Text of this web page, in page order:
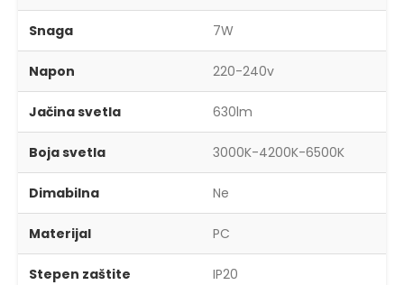
Snaga 7W
Napon 220-240v
Jačina svetla 630lm
Boja svetla 3000K-4200K-6500K
Dimabilna Ne
Materijal PC
Stepen zaštite IP20